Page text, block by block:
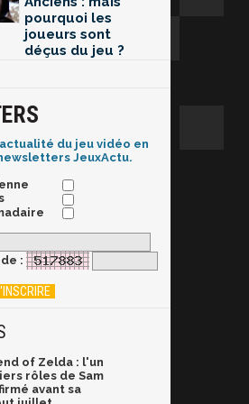
pourquoi les
joueurs sont
déçus du jeu ?
du jeu vidéo en
JeuxActu.
:
of Zelda : l'un
rôles de Sam
avant sa